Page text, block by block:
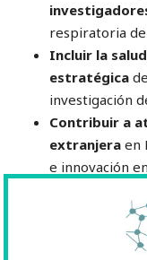
respiratoria
Incluir la
estratégica
investigación
Contribuir a
extranjera en
e innovación